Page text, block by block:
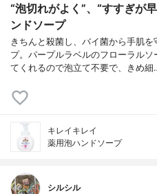
“泡切れがよく”、“すすぎが
ンドソープ
きちんと殺菌し、バイ菌から手肌
プ。パープルラベルのフローラル
てくれるので泡立て不要で、きめ細
キレイキレイ
薬用泡ハンドソープ
シルシル